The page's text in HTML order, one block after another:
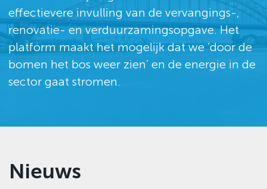
effectievere invulling van de vervangings-,
renovatie- en verduurzamingsopgave. Het
platform maakt het mogelijk dat we ‘door de
bomen het bos weer zien’ en de energie in de
sector gaat stromen.
Nieuws